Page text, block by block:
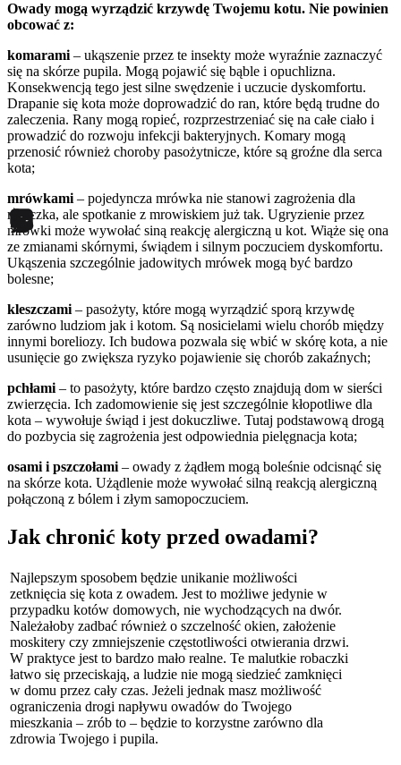
Owady mogą wyrządzić krzywdę Twojemu kotu. Nie powinien
obcować z:
komarami– ukąszenie przez te insekty może wyraźnie zaznaczyć
się na skórze pupila. Mogą pojawić się bąble i opuchlizna.
Konsekwencją tego jest silne swędzenie i uczucie dyskomfortu.
Drapanie się kota może doprowadzić do ran, które będą trudne do
zaleczenia. Rany mogą ropieć, rozprzestrzeniać się na całe ciało i
prowadzić do rozwoju infekcji bakteryjnych. Komary mogą
przenosić również choroby pasożytnicze, które są groźne dla serca
kota;
mrówkami– pojedyncza mrówka nie stanowi zagrożenia dla
mruczka, ale spotkanie z mrowiskiem już tak. Ugryzienie przez
mrówki może wywołać siną reakcję alergiczną u kot. Wiąże się ona
ze zmianami skórnymi, świądem i silnym poczuciem dyskomfortu.
Ukąszenia szczególnie jadowitych mrówek mogą być bardzo
bolesne;
kleszczami– pasożyty, które mogą wyrządzić sporą krzywdę
zarówno ludziom jak i kotom. Są nosicielami wielu chorób między
innymi boreliozy. Ich budowa pozwala się wbić w skórę kota, a nie
usunięcie go zwiększa ryzyko pojawienie się chorób zakaźnych;
pchłami– to pasożyty, które bardzo często znajdują dom w sierści
zwierzęcia. Ich zadomowienie się jest szczególnie kłopotliwe dla
kota – wywołuje świąd i jest dokuczliwe. Tutaj podstawową drogą
do pozbycia się zagrożenia jest odpowiednia pielęgnacja kota;
osami i pszczołami– owady z żądłem mogą boleśnie odcisnąć się
na skórze kota. Użądlenie może wywołać silną reakcją alergiczną
połączoną z bólem i złym samopoczuciem.
Jak chronić koty przed owadami?
Najlepszym sposobem będzie unikanie możliwości
zetknięcia się kota z owadem. Jest to możliwe jedynie w
przypadku kotów domowych, nie wychodzących na dwór.
Należałoby zadbać również o szczelność okien, założenie
moskitery czy zmniejszenie częstotliwości otwierania drzwi.
W praktyce jest to bardzo mało realne. Te malutkie robaczki
łatwo się przeciskają, a ludzie nie mogą siedzieć zamknięci
w domu przez cały czas. Jeżeli jednak masz możliwość
ograniczenia drogi napływu owadów do Twojego
mieszkania – zrób to – będzie to korzystne zarówno dla
zdrowia Twojego i pupila.